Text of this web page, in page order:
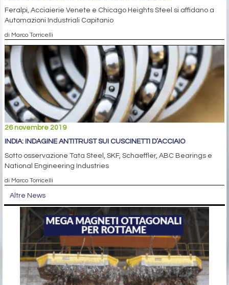
Feralpi, Acciaierie Venete e Chicago Heights Steel si affidano a
Automazioni Industriali Capitanio
di Marco Torricelli
26 novembre 2019
INDIA: INDAGINE ANTITRUST SUI CUSCINETTI D’ACCIAIO
Sotto osservazione Tata Steel, SKF, Schaeffler, ABC Bearings e
National Engineering Industries
di Marco Torricelli
Altre News